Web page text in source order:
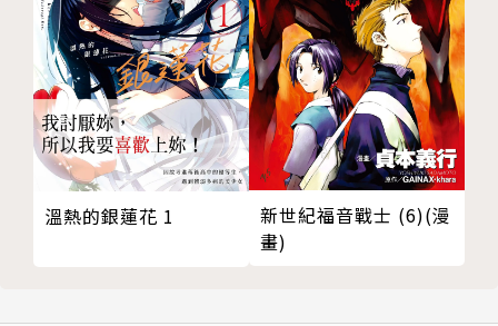
溫熱的銀蓮花 1
新世紀福音戰士 (6)(漫
畫)